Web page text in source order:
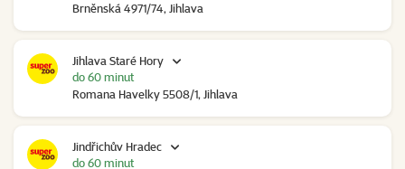
Brněnská 4971/74, Jihlava
Jihlava Staré Hory
Romana Havelky 5508/1, Jihlava
do 60 minut
Jindřichův Hradec
do 60 minut